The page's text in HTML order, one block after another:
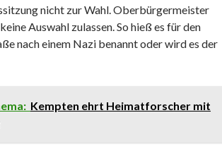
nicht zur Wahl. Oberbürgermeister
Auswahl zulassen. So hieß es für den
nach einem Nazi benannt oder wird es der
Kempten ehrt Heimatforscher mit